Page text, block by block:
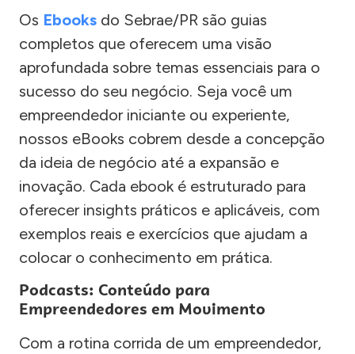
Os Ebooks do Sebrae/PR são guias
completos que oferecem uma visão
aprofundada sobre temas essenciais para o
sucesso do seu negócio. Seja você um
empreendedor iniciante ou experiente,
nossos eBooks cobrem desde a concepção
da ideia de negócio até a expansão e
inovação. Cada ebook é estruturado para
oferecer insights práticos e aplicáveis, com
exemplos reais e exercícios que ajudam a
colocar o conhecimento em prática.
Podcasts: Conteúdo para
Empreendedores em Movimento
Com a rotina corrida de um empreendedor,